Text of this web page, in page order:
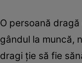
O persoană
gândul la muncă,
dragi ţie să fie